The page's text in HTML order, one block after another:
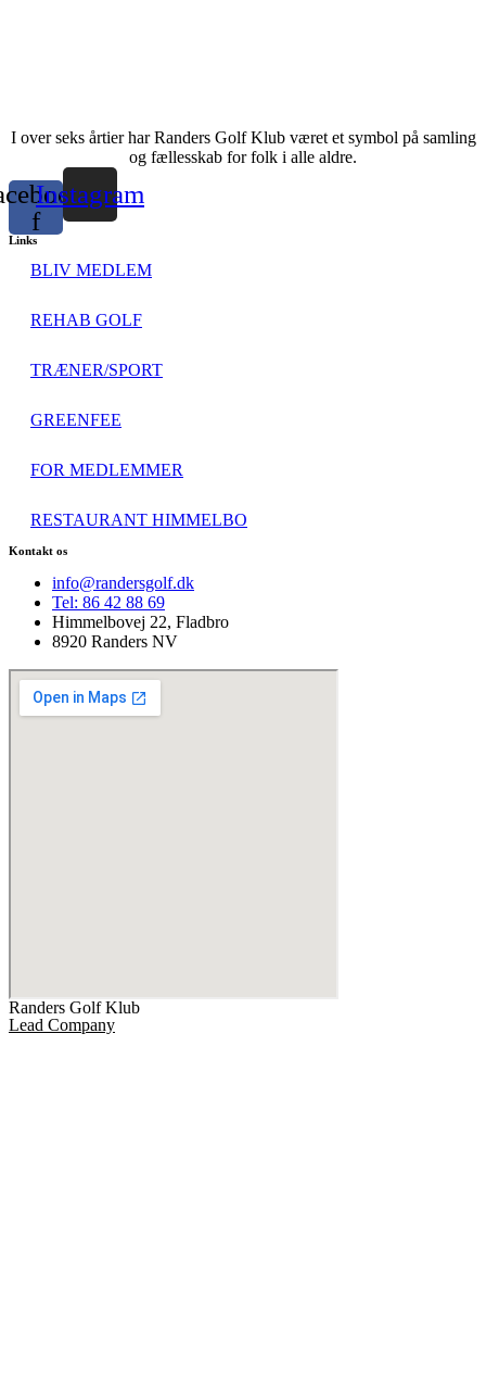
I over seks årtier har Randers Golf Klub været et symbol på samling
og fællesskab for folk i alle aldre.
f
Instagram
Links
BLIV MEDLEM
REHAB GOLF
TRÆNER/SPORT
GREENFEE
FOR MEDLEMMER
RESTAURANT HIMMELBO
Kontakt os
info@randersgolf.dk
Tel: 86 42 88 69
Himmelbovej 22, Fladbro
8920 Randers NV
Randers Golf Klub
Lead Company